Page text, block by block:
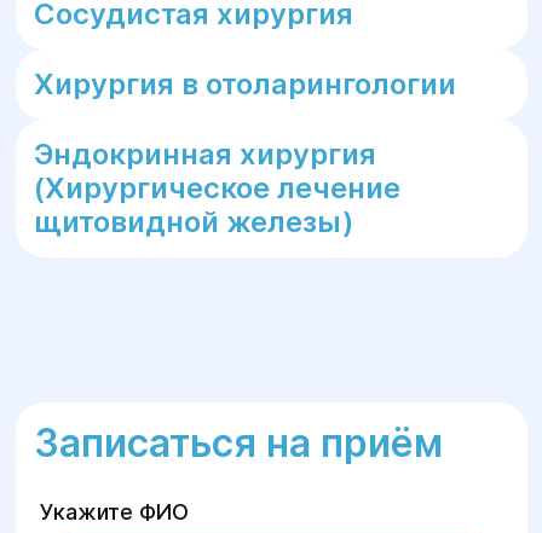
методы анестезии, удобные условия для
Не откладывайте визит к врачу —
медицинской помощью увеличивает шансы
на успешное лечение и сохранение
здоровья! Запишитесь на консультацию в
Центре «Гелиос» уже сегодня!
Сосудистая хирургия
Хирургия в отоларингологии
Эндокринная хирургия
(Хирургическое лечение
щитовидной железы)
Записаться на приём
Укажите ФИО